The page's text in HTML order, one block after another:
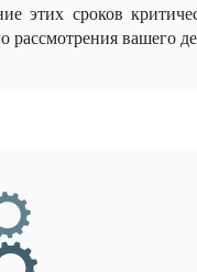
этих сроков
рассмотрения вашего